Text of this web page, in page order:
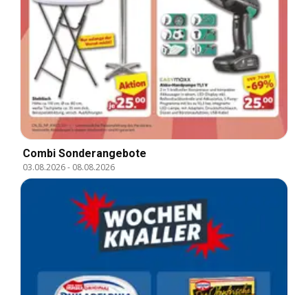
Combi Sonderangebote
03.08.2026- 08.08.2026